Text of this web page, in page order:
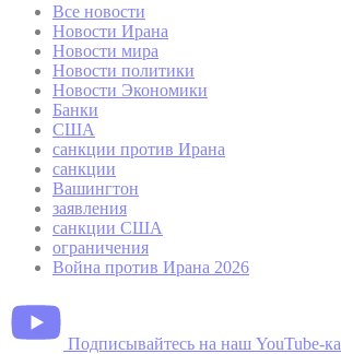
Все новости
Новости Ирана
Новости мира
Новости политики
Новости Экономики
Банки
США
санкции против Ирана
санкции
Вашингтон
заявления
санкции США
ограничения
Война против Ирана 2026
Подписывайтесь на наш YouTube-